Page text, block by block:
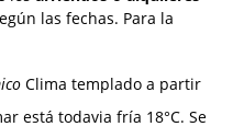
las fechas. Para la
Clima templado a partir
está todavia fría 18°C. Se